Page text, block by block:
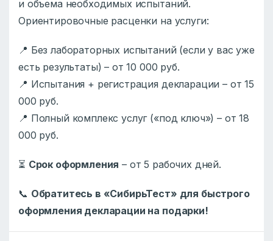
и объема необходимых испытаний.
Ориентировочные расценки на услуги:
📍 Без лабораторных испытаний (если у вас уже
есть результаты) – от 10 000 руб.
📍 Испытания + регистрация декларации – от 15
000 руб.
📍 Полный комплекс услуг («под ключ») – от 18
000 руб.
⏳ Срок оформления – от 5 рабочих дней.
📞 Обратитесь в «СибирьТест» для быстрого
оформления декларации на подарки!